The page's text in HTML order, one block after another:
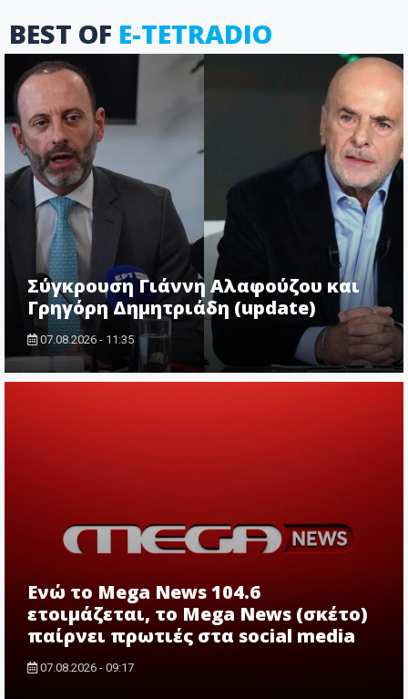
BEST OF E-TETRADIO
Σύγκρουση Γιάννη Αλαφούζου και
Γρηγόρη Δημητριάδη (update)
07.08.2026 - 11:35
Ενώ το Mega News 104.6
ετοιμάζεται, το Mega News (σκέτο)
παίρνει πρωτιές στα social media
07.08.2026 - 09:17